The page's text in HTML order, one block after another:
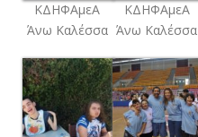
ΚΔΗΦΑμεΑ
Άνω Καλέσσα
ΚΔΗΦΑμεΑ
Άνω Καλέσσα